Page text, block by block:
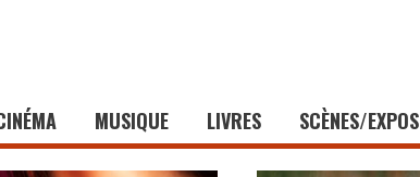
MUSIQUE LIVRES SCÈNES/EXPOS